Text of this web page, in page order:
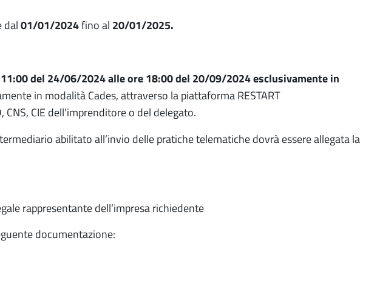
dal01/01/2024fino al 20/01/2025.
del 24/06/2024 alle ore 18:00 del 20/09/2024esclusivamente in
in modalità Cades, attraverso la piattaforma RESTART
CNS, CIE dell’imprenditore o del delegato.
abilitato all’invio delle pratiche telematiche dovrà essere allegata la
rappresentante dell’impresa richiedente
documentazione: